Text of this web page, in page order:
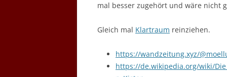
mal besser zugehört und wäre nicht
Gleich mal Klartraum reinziehen.
https://wandzeitung.xyz/
https://de.wikipedia.org/wiki/